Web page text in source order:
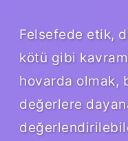
Felsefede etik,
kötü gibi
hovarda olmak,
değerlere